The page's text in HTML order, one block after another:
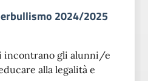
2024/2025
incontrano gli alunni/e
alla legalità e